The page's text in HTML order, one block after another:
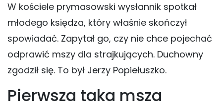
W kościele prymasowski wysłannik spotkał
młodego księdza, który właśnie skończył
spowiadać. Zapytał go, czy nie chce pojechać
odprawić mszy dla strajkujących. Duchowny
zgodził się. To był Jerzy Popiełuszko.
Pierwsza taka msza